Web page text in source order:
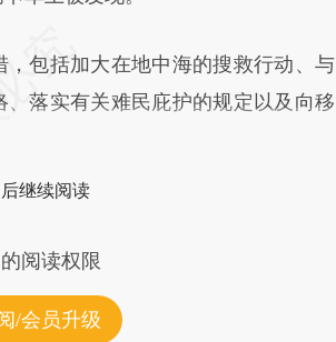
包括加大在地中海的搜救行动、与
落实有关难民庇护的规定以及向移
继续阅读
阅读权限
/会员升级